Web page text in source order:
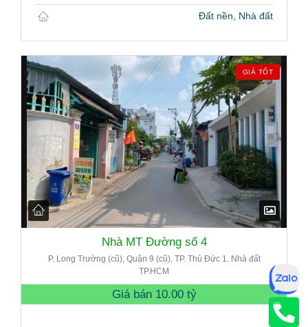
Đất nền, Nhà đất
GIÁ TỐT
Nhà MT Đường số 4
P. Long Trường (cũ), Quận 9 (cũ), TP. Thủ Đức 1. Nhà đất
TP.HCM
Giá bán 10.00 tỷ